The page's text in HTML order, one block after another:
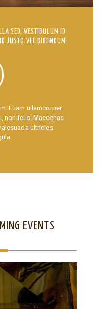
SED, VESTIBULUM ID
JUSTO VEL BIBENDUM
Etiam ullamcorper.
non felis. Maecenas
ultricies.
EVENTS